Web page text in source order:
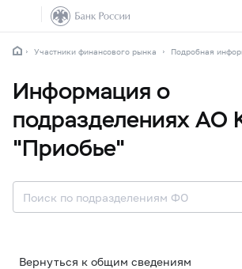
Участники финансового рынка Подробная
Информация о
подразделениях АО
"Приобье"
Вернуться к общим сведениям